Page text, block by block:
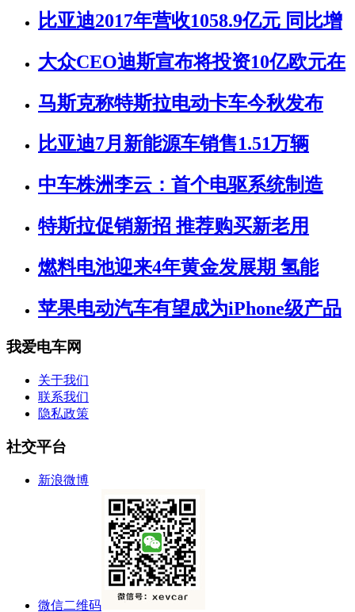
比亚迪2017年营收1058.9亿元 同比增
大众CEO迪斯宣布将投资10亿欧元在
马斯克称特斯拉电动卡车今秋发布
比亚迪7月新能源车销售1.51万辆
中车株洲李云：首个电驱系统制造
特斯拉促销新招 推荐购买新老用
燃料电池迎来4年黄金发展期 氢能
苹果电动汽车有望成为iPhone级产品
我爱电车网
关于我们
联系我们
隐私政策
社交平台
新浪微博
微信二维码